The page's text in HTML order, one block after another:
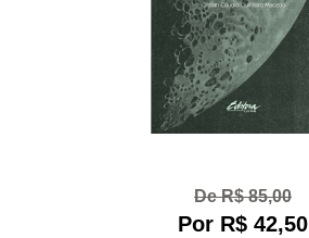
De R$ 85,00
Por R$ 42,50